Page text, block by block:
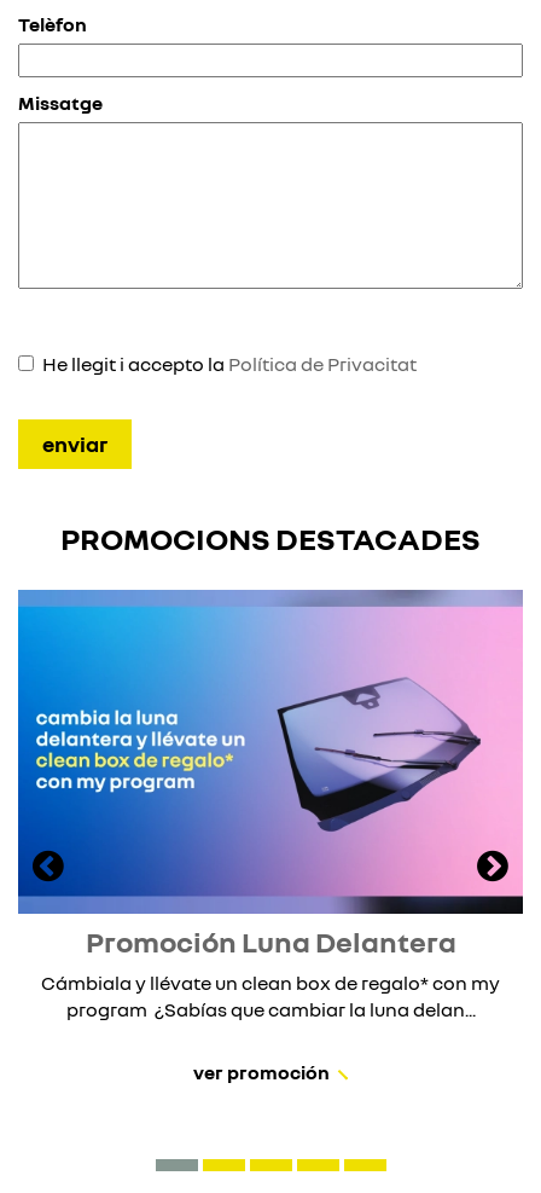
Telèfon
Missatge
He llegit i accepto la Política de Privacitat
PROMOCIONS DESTACADES
Promoción Luna Delantera
Cámbiala y llévate un clean box de regalo* con my
program ¿Sabías que cambiar la luna delan...
ver promoción